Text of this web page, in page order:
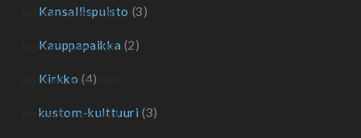
Kansallispuisto (3)
Kauppapaikka (2)
Kirkko (4)
kustom-kulttuuri (3)